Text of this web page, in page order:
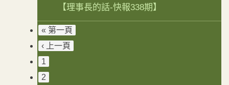
【理事長的話-快報338期】
« 第一頁
‹ 上一頁
1
2